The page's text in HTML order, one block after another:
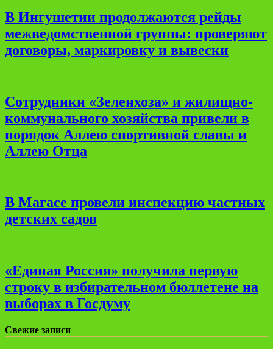
В Ингушетии продолжаются рейды
межведомственной группы: проверяют
договоры, маркировку и вывески
Сотрудники «Зеленхоза» и жилищно-
коммунального хозяйства привели в
порядок Аллею спортивной славы и
Аллею Отца
В Магасе провели инспекцию частных
детских садов
«Единая Россия» получила первую
строку в избирательном бюллетене на
выборах в Госдуму
Свежие записи